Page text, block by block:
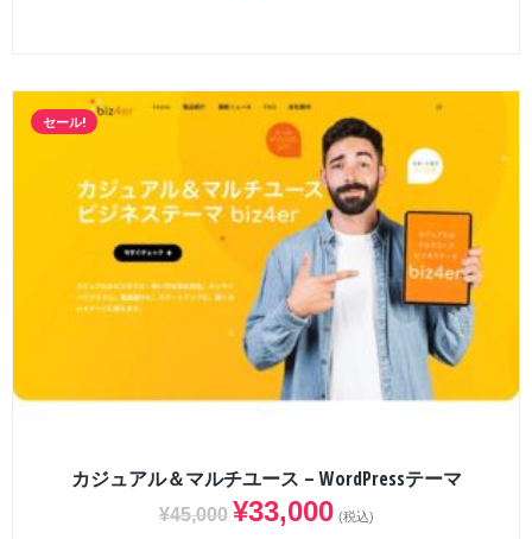
セール!
カジュアル＆マルチユース – WordPressテーマ
¥45,000 ¥33,000 (税込)